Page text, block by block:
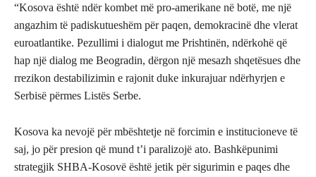
“Kosova është ndër kombet më pro-amerikane në botë, me një
angazhim të padiskutueshëm për paqen, demokracinë dhe vlerat
euroatlantike. Pezullimi i dialogut me Prishtinën, ndërkohë që
hap një dialog me Beogradin, dërgon një mesazh shqetësues dhe
rrezikon destabilizimin e rajonit duke inkurajuar ndërhyrjen e
Serbisë përmes Listës Serbe.
Kosova ka nevojë për mbështetje në forcimin e institucioneve të
saj, jo për presion që mund t’i paralizojë ato. Bashkëpunimi
strategjik SHBA-Kosovë është jetik për sigurimin e paqes dhe